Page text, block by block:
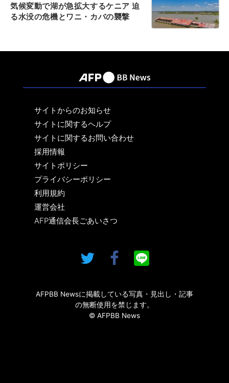
気候変動で湖が急拡大するケニア 迫
る水没の危機とワニ・カバの襲撃
サイトからのお知らせ
サイトに関するヘルプ
サイトに関するお問い合わせ
採用情報
サイトポリシー
プライバシーポリシー
利用規約
運営会社
AFP通信会長ごあいさつ
AFPBB Newsに掲載している写真・見出し・記事
の無断使用を禁じます。
© AFPBB News